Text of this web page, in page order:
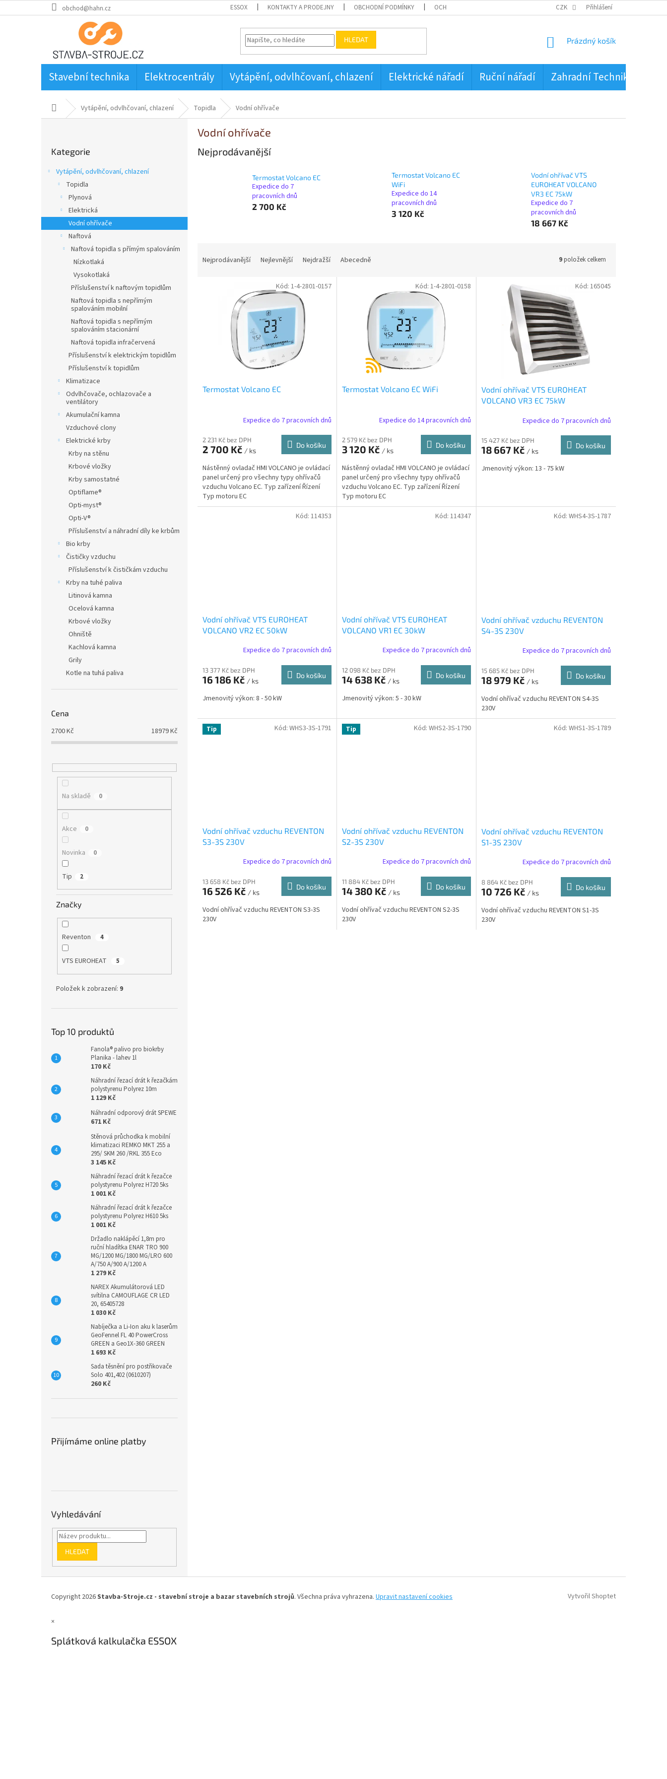
na
obchod@hahn.cz ESSOX KONTAKTY A PRODEJNY OBCHODNÍ PODMÍNKY OCHRANA OSOBNÍCH ÚDAJŮ CZK Přihlášení
HLEDAT
NÁKUPNÍ
Prázdný košík
Stavební technika Elektrocentrály Vytápění, odvlhčovaní, chlazení Elektrické nářadí Ruční nářadí Zahradní Technika
Domů Vytápění, odvlhčovaní, chlazení Topidla Vodní ohřívače
a
kategorie
Kategorie
Vytápění, odvlhčovaní, chlazení
Topidla
Plynová
Elektrická
Vodní ohřívače
Naftová
Naftová topidla s přímým spalováním
Nízkotlaká
Vysokotlaká
Příslušenství k naftovým topidlům
Naftová topidla s nepřímým
spalováním mobilní
Naftová topidla s nepřímým
spalováním stacionární
Naftová topidla infračervená
Příslušenství k elektrickým topidlům
Příslušenství k topidlům
Klimatizace
Odvlhčovače, ochlazovače a
ventilátory
Akumulační kamna
Vzduchové clony
Elektrické krby
Krby na stěnu
Krbové vložky
Krby samostatné
Optiflame®
Opti-myst®
Opti-V®
Příslušenství a náhradní díly ke krbům
Bio krby
Čističky vzduchu
Příslušenství k čističkám vzduchu
Krby na tuhé paliva
Litinová kamna
Ocelová kamna
Krbové vložky
Ohniště
Kachlová kamna
Grily
Kotle na tuhá paliva
Cena
2700Kč 18979Kč
Na skladě 0
Akce 0
Novinka 0
Tip 2
Značky
Reventon 4
VTS EUROHEAT 5
Položek k zobrazení: 9
Top 10 produktů
Fanola® palivo pro biokrby
Planika - lahev 1l
170 Kč
Náhradní řezací drát k řezačkám
polystyrenu Polyrez 10m
1 129 Kč
Náhradní odporový drát SPEWE
671 Kč
Stěnová průchodka k mobilní
klimatizaci REMKO MKT 255 a
295/ SKM 260 /RKL 355 Eco
3 145 Kč
Náhradní řezací drát k řezačce
polystyrenu Polyrez H720 5ks
1 001 Kč
Náhradní řezací drát k řezačce
polystyrenu Polyrez H610 5ks
1 001 Kč
Držadlo naklápěcí 1,8m pro
ruční hladítka ENAR TRO 900
MG/1200 MG/1800 MG/LRO 600
A/750 A/900 A/1200 A
1 279 Kč
NAREX Akumulátorová LED
svítilna CAMOUFLAGE CR LED
20, 65405728
1 030 Kč
Nabíječka a Li-Ion aku k laserům
GeoFennel FL 40 PowerCross
GREEN a Geo1X-360 GREEN
1 693 Kč
Sada těsnění pro postřikovače
Solo 401,402 (0610207)
260 Kč
Přijímáme online platby
Vyhledávání
HLEDAT
Vodní ohřívače
Nejprodávanější
Termostat Volcano EC
Expedice do 7
pracovních dnů
2 700 Kč
Termostat Volcano EC
WiFi
Expedice do 14
pracovních dnů
3 120 Kč
Vodní ohřívač VTS
EUROHEAT VOLCANO
VR3 EC 75kW
Expedice do 7
pracovních dnů
18 667 Kč
Nejprodávanější Nejlevnější Nejdražší Abecedně 9položek celkem
Termostat Volcano EC
Expedice do 7 pracovních dnů
2 231 Kč bez DPH
2 700 Kč / ks
Do košíku
Nástěnný ovladač HMI VOLCANO je ovládací
panel určený pro všechny typy ohřívačů
vzduchu Volcano EC. Typ zařízení Řízení
Typ motoru EC
Kód: 1-4-2801-0157
Termostat Volcano EC WiFi
Expedice do 14 pracovních dnů
2 579 Kč bez DPH
3 120 Kč / ks
Do košíku
Nástěnný ovladač HMI VOLCANO je ovládací
panel určený pro všechny typy ohřívačů
vzduchu Volcano EC. Typ zařízení Řízení
Typ motoru EC
Kód: 1-4-2801-0158
Vodní ohřívač VTS EUROHEAT
VOLCANO VR3 EC 75kW
Expedice do 7 pracovních dnů
15 427 Kč bez DPH
18 667 Kč / ks
Do košíku
Jmenovitý výkon: 13 - 75 kW
Kód: 165045
Vodní ohřívač VTS EUROHEAT
VOLCANO VR2 EC 50kW
Expedice do 7 pracovních dnů
13 377 Kč bez DPH
16 186 Kč / ks
Do košíku
Jmenovitý výkon: 8 - 50 kW
Kód: 114353
Vodní ohřívač VTS EUROHEAT
VOLCANO VR1 EC 30kW
Expedice do 7 pracovních dnů
12 098 Kč bez DPH
14 638 Kč / ks
Do košíku
Jmenovitý výkon: 5 - 30 kW
Kód: 114347
Vodní ohřívač vzduchu REVENTON
S4-3S 230V
Expedice do 7 pracovních dnů
15 685 Kč bez DPH
18 979 Kč / ks
Do košíku
Vodní ohřívač vzduchu REVENTON S4-3S
230V
Kód: WHS4-3S-1787
Tip
Vodní ohřívač vzduchu REVENTON
S3-3S 230V
Expedice do 7 pracovních dnů
13 658 Kč bez DPH
16 526 Kč / ks
Do košíku
Vodní ohřívač vzduchu REVENTON S3-3S
230V
Kód: WHS3-3S-1791 Tip
Vodní ohřívač vzduchu REVENTON
S2-3S 230V
Expedice do 7 pracovních dnů
11 884 Kč bez DPH
14 380 Kč / ks
Do košíku
Vodní ohřívač vzduchu REVENTON S2-3S
230V
Kód: WHS2-3S-1790
Vodní ohřívač vzduchu REVENTON
S1-3S 230V
Expedice do 7 pracovních dnů
8 864 Kč bez DPH
10 726 Kč / ks
Do košíku
Vodní ohřívač vzduchu REVENTON S1-3S
230V
Kód: WHS1-3S-1789
Vytvořil Shoptet
Copyright 2026Stavba-Stroje.cz - stavební stroje a bazar stavebních strojů. Všechna práva vyhrazena. Upravit nastavení cookies
×
Splátková kalkulačka ESSOX